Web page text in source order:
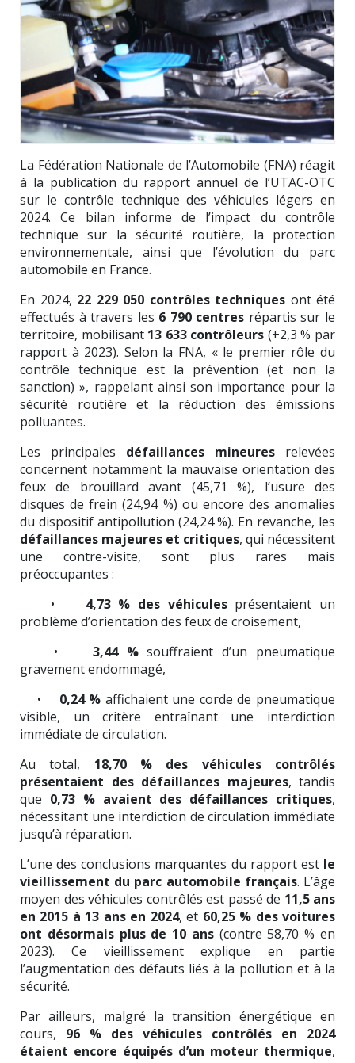
La Fédération Nationale de l’Automobile (FNA) réagit
à la publication du rapport annuel de l’UTAC-OTC
sur le contrôle technique des véhicules légers en
2024. Ce bilan informe de l’impact du contrôle
technique sur la sécurité routière, la protection
environnementale, ainsi que l’évolution du parc
automobile en France.
En 2024, 22 229 050 contrôles techniques ont été
effectués à travers les 6 790 centres répartis sur le
territoire, mobilisant 13 633 contrôleurs (+2,3 % par
rapport à 2023). Selon la FNA, « le premier rôle du
contrôle technique est la prévention (et non la
sanction) », rappelant ainsi son importance pour la
sécurité routière et la réduction des émissions
polluantes.
Les principales défaillances mineures relevées
concernent notamment la mauvaise orientation des
feux de brouillard avant (45,71 %), l’usure des
disques de frein (24,94 %) ou encore des anomalies
du dispositif antipollution (24,24 %). En revanche, les
défaillances majeures et critiques, qui nécessitent
une contre-visite, sont plus rares mais
préoccupantes :
• 4,73 % des véhiculesprésentaient un
problème d’orientation des feux de croisement,
• 3,44 %souffraient d’un pneumatique
gravement endommagé,
• 0,24 % affichaient une corde de pneumatique
visible, un critère entraînant une interdiction
immédiate de circulation.
Au total, 18,70 % des véhicules contrôlés
présentaient des défaillances majeures, tandis
que 0,73 % avaient des défaillances critiques,
nécessitant une interdiction de circulation immédiate
jusqu’à réparation.
L’une des conclusions marquantes du rapport est le
vieillissement du parc automobile français. L’âge
moyen des véhicules contrôlés est passé de 11,5 ans
en 2015 à 13 ans en 2024, et 60,25 % des voitures
ont désormais plus de 10 ans(contre 58,70 % en
2023). Ce vieillissement explique en partie
l’augmentation des défauts liés à la pollution et à la
sécurité.
Par ailleurs, malgré la transition énergétique en
cours, 96 % des véhicules contrôlés en 2024
étaient encore équipés d’un moteur thermique,